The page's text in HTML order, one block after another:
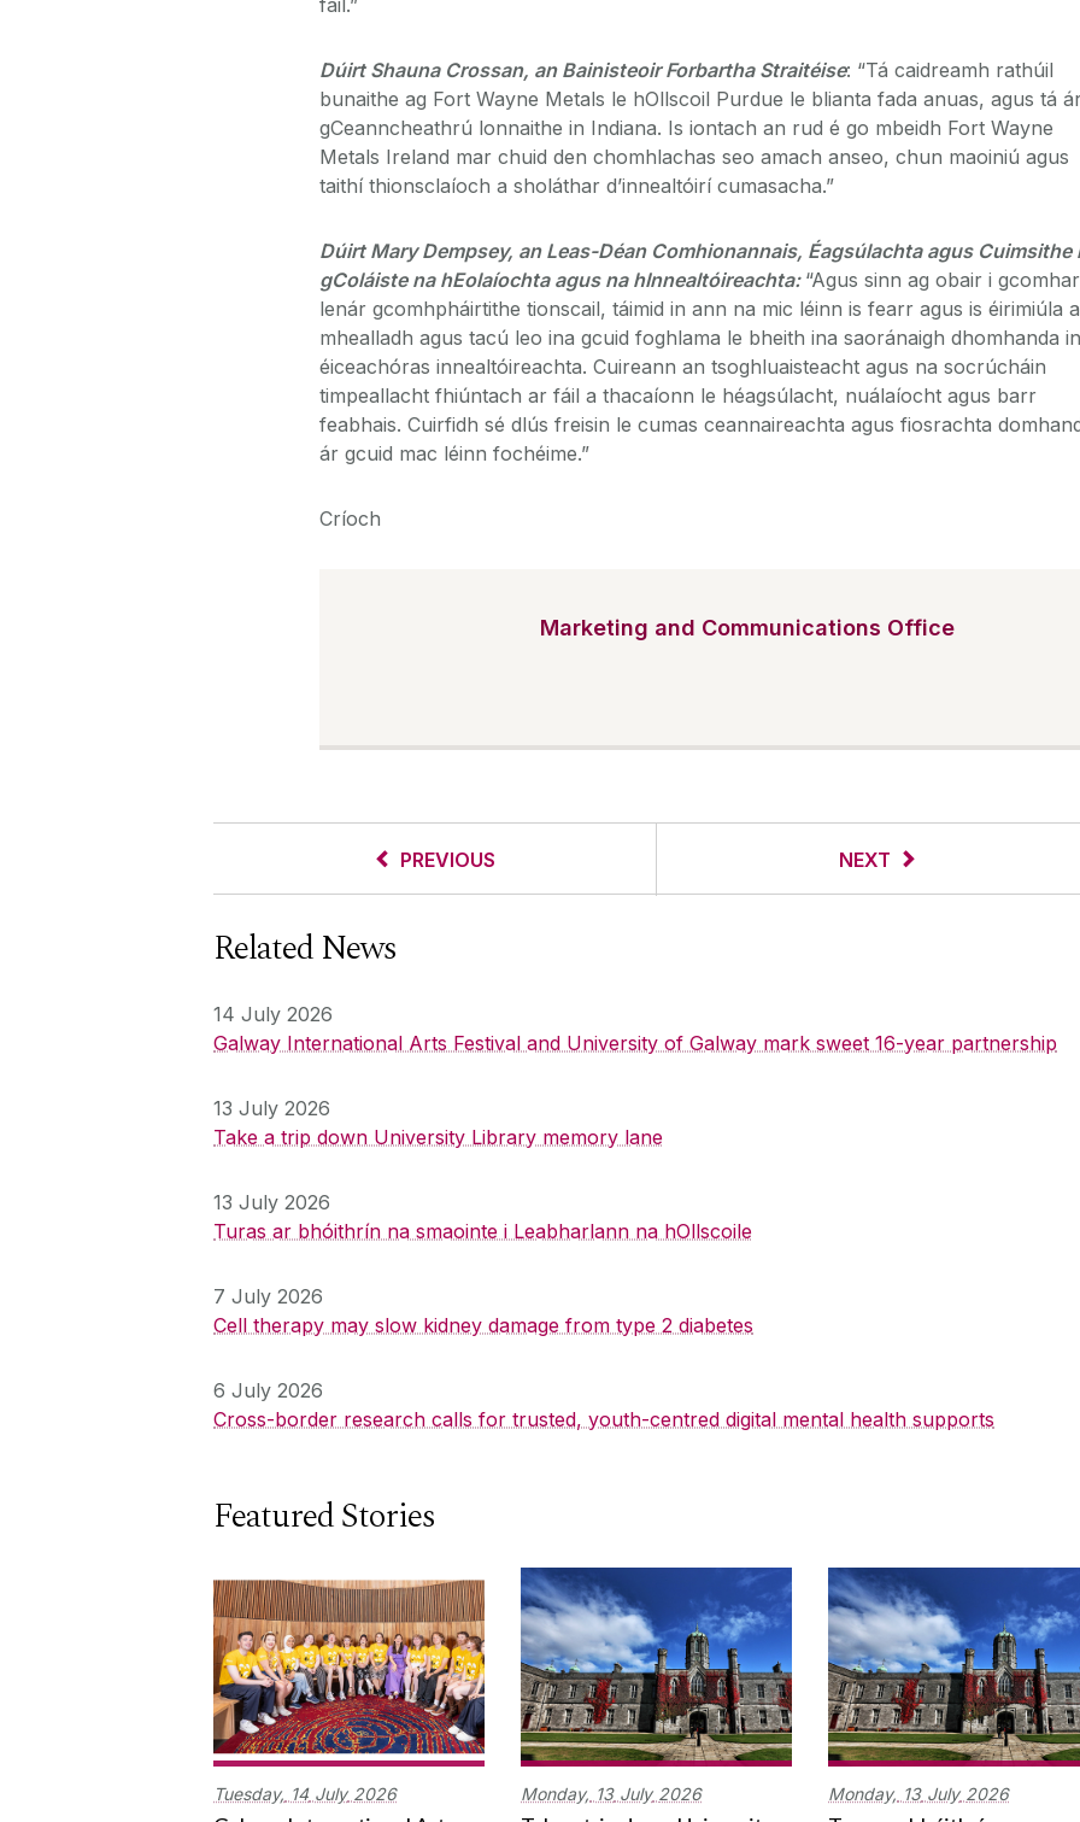
Dúirt Shauna Crossan, an Bainisteoir Forbartha Straitéise: “Tá caidreamh rathúil
bunaithe ag Fort Wayne Metals le hOllscoil Purdue le blianta fada anuas, agus tá
gCeanncheathrú lonnaithe in Indiana. Is iontach an rud é go mbeidh Fort Wayne
Metals Ireland mar chuid den chomhlachas seo amach anseo, chun maoiniú agus
taithí thionsclaíoch a sholáthar d’innealtóirí cumasacha.”
Dúirt Mary Dempsey, an Leas-Déan Comhionannais, Éagsúlachta agus Cuimsithe i
gColáiste na hEolaíochta agus na hInnealtóireachta: “Agus sinn ag obair i gcomhar
lenár gcomhpháirtithe tionscail, táimid in ann na mic léinn is fearr agus is éirimiúla a
mhealladh agus tacú leo ina gcuid foghlama le bheith ina saoránaigh dhomhanda in
éiceachóras innealtóireachta. Cuireann an tsoghluaisteacht agus na socrúcháin
timpeallacht fhiúntach ar fáil a thacaíonn le héagsúlacht, nuálaíocht agus barr
feabhais. Cuirfidh sé dlús freisin le cumas ceannaireachta agus fiosrachta
ár gcuid mac léinn fochéime.”
Críoch
Marketing and Communications Office
PREVIOUS NEXT
Related News
14 July 2026
Galway International Arts Festival and University of Galway mark sweet 16-year partnership
13 July 2026
Take a trip down University Library memory lane
13 July 2026
Turas ar bhóithrín na smaointe i Leabharlann na hOllscoile
7 July 2026
Cell therapy may slow kidney damage from type 2 diabetes
6 July 2026
Cross-border research calls for trusted, youth-centred digital mental health supports
Featured Stories
Tuesday, 14 July 2026 Monday, 13 July 2026 Monday, 13 July 2026